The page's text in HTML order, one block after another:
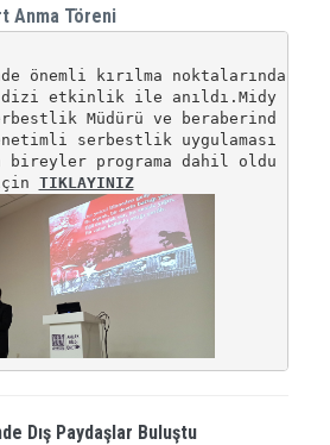
Anma Töreni
önemli kırılma noktalarından
dizi etkinlik ile anıldı. Midy
Müdürü ve beraberind
serbestlik uygulaması
bireyler programa dahil oldu
TIKLAYINIZ
Dış Paydaşlar Buluştu